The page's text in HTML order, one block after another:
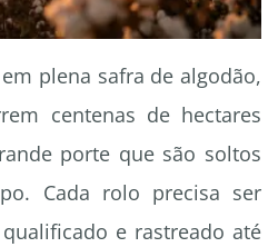
plena safra de algodão,
centenas de hectares
porte que são soltos
Cada rolo precisa ser
e rastreado até